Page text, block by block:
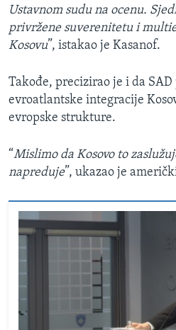
Ustavnom sudu na ocenu.
privržene suverenitetu i
Kosovu”, istakao je Kasanof.
Takođe, precizirao je i da
evroatlantske integracije
evropske strukture.
“Mislimo da Kosovo to
napreduje”, ukazao je